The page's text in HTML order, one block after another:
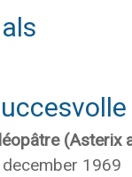
(Asterix
december 1969